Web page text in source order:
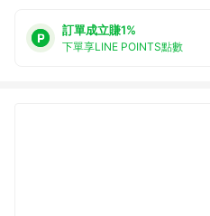
訂單成立賺1%
下單享LINE POINTS點數